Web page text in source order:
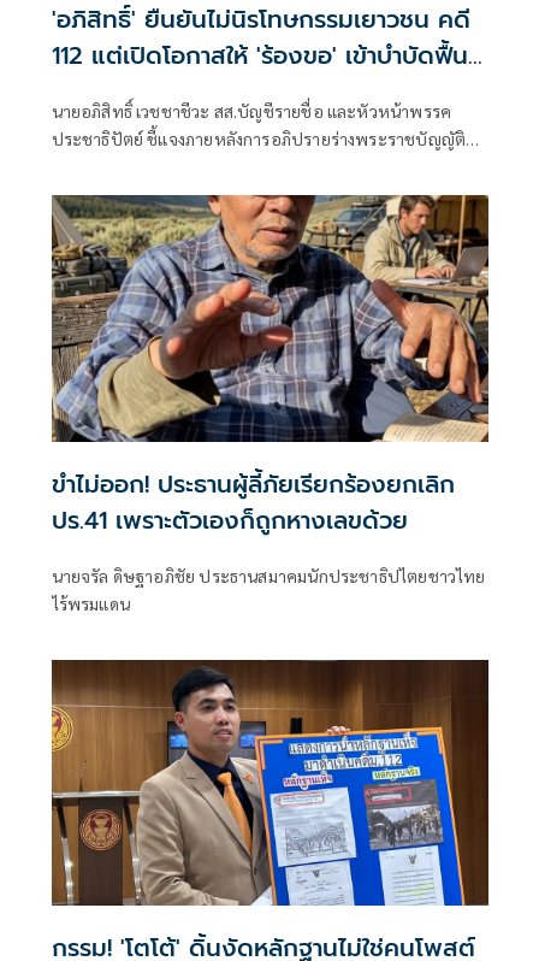
'อภิสิทธิ์' ยืนยันไม่นิรโทษกรรมเยาวชน คดี
112 แต่เปิดโอกาสให้ 'ร้องขอ' เข้าบำบัดฟื้นฟู
สร้างสัมพันธ์อันดีกับสถาบัน
นายอภิสิทธิ์ เวชชาชีวะ สส.บัญชีรายชื่อ และหัวหน้าพรรค
ประชาธิปัตย์ ชี้แจงภายหลังการอภิปรายร่างพระราชบัญญัติ
ลแห่ทัวร์ลงบนโลกออนไลน์ ว่า ตนเองสนับสนุนการนิรโทษ
กรรมเยาวชน ในคดีอาญามาตรา 112 ว่า จริงๆ หากใครยังมีข้อ
สงสัย ตนเองก็อยากให้ไปฟังคำอภิปราย เพราะมีปัญหา 2 ส่วน
ขำไม่ออก! ประธานผู้ลี้ภัยเรียกร้องยกเลิก
ปร.41 เพราะตัวเองก็ถูกหางเลขด้วย
นายจรัล ดิษฐาอภิชัย ประธานสมาคมนักประชาธิปไตยชาวไทย
ไร้พรมแดน
กรรม! 'โตโต้' ดิ้นงัดหลักฐานไม่ใช่คนโพสต์